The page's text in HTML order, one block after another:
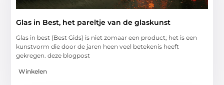
Glas in Best, het pareltje van de glaskunst
Glas in best (Best Gids) is niet zomaar een product; het is een
kunstvorm die door de jaren heen veel betekenis heeft
gekregen. deze blogpost
Winkelen